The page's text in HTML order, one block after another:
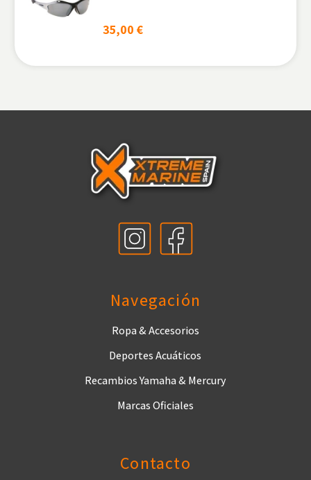
35,00€
Navegación
Ropa & Accesorios
Deportes Acuáticos
Recambios Yamaha & Mercury
Marcas Oficiales
Contacto